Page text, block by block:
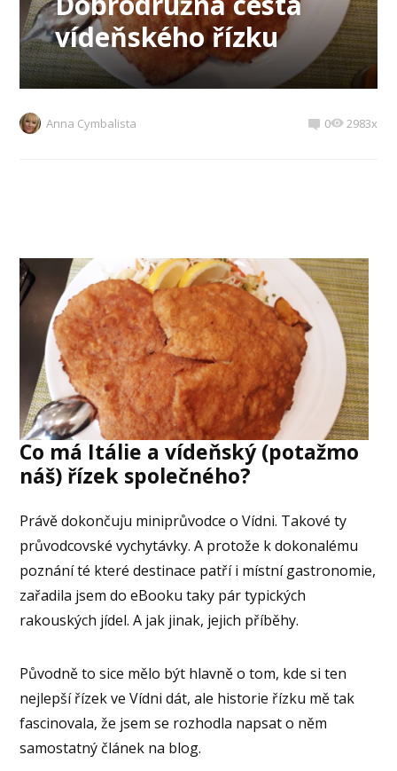
vídeňského řízku
Anna Cymbalista 0 2983x
Co má Itálie a vídeňský (potažmo
náš) řízek společného?
Právě dokončuju miniprůvodce o Vídni. Takové ty
průvodcovské vychytávky. A protože k dokonalému
poznání té které destinace patří i místní gastronomie,
zařadila jsem do eBooku taky pár typických
rakouských jídel. A jak jinak, jejich příběhy.
Původně to sice mělo být hlavně o tom, kde si ten
nejlepší řízek ve Vídni dát, ale historie řízku mě tak
fascinovala, že jsem se rozhodla napsat o něm
samostatný článek na blog.